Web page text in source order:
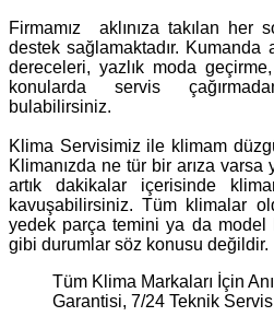
Firmamız aklınıza takılan her
destek sağlamaktadır. Kumanda
dereceleri, yazlık moda
konularda servis
bulabilirsiniz.
Klima Servisimiz ile klimam
Klimanızda ne tür bir arıza
artık dakikalar içerisinde
kavuşabilirsiniz. Tüm klimalar
yedek parça temini ya da model
gibi durumlar söz konusu değildir.
Tüm Klima Markaları İçin
Garantisi, 7/24 Teknik